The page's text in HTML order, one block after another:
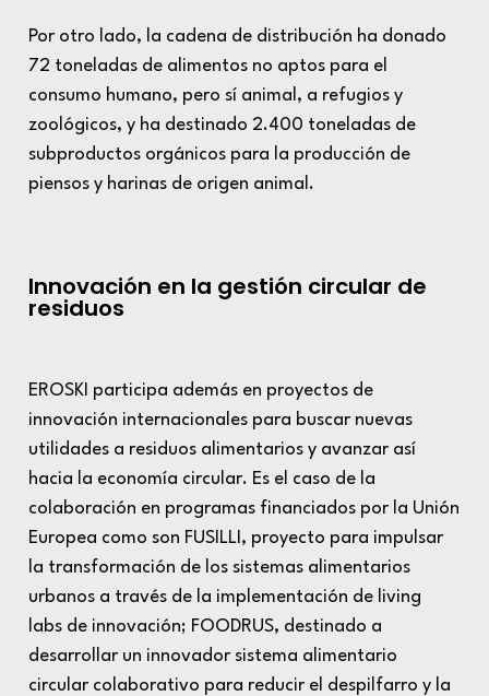
Por otro lado, la cadena de distribución ha donado
72 toneladas de alimentos no aptos para el
consumo humano, pero sí animal, a refugios y
zoológicos, y ha destinado 2.400 toneladas de
subproductos orgánicos para la producción de
piensos y harinas de origen animal.
Innovación en la gestión circular de
residuos
EROSKI participa además en proyectos de
innovación internacionales para buscar nuevas
utilidades a residuos alimentarios y avanzar así
hacia la economía circular. Es el caso de la
colaboración en programas financiados por la Unión
Europea como son FUSILLI , proyecto para impulsar
la transformación de los sistemas alimentarios
urbanos a través de la implementación de living
labs de innovación; FOODRUS, destinado a
desarrollar un innovador sistema alimentario
circular colaborativo para reducir el despilfarro y la